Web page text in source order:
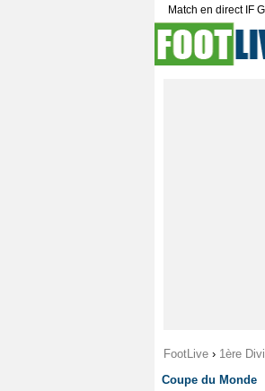
Match en direct IF
FootLive › 1ère
Coupe du Monde